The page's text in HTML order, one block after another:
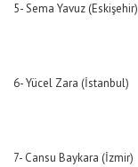
5- Sema Yavuz (Eskişehir)
6- Yücel Zara (İstanbul)
7- Cansu Baykara (İzmir)